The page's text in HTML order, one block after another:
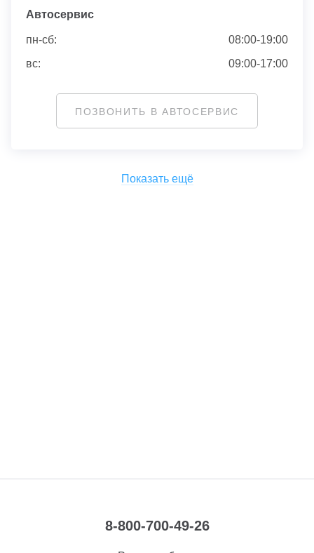
Автосервис
пн-сб:
08:00-19:00
вс:
09:00-17:00
ПОЗВОНИТЬ В АВТОСЕРВИС
Показать ещё
8-800-700-49-26